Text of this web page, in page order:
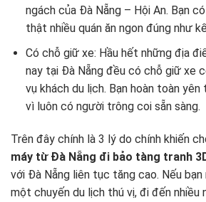
ngách của Đà Nẵng – Hội An. Bạn
thật nhiều quán ăn ngon đúng như
Có chỗ giữ xe: Hầu hết những địa
nay tại Đà Nẵng đều có chỗ giữ xe
vụ khách du lịch. Bạn hoàn toàn
vì luôn có người trông coi sẵn sàng.
Trên đây chính là 3 lý do chính khiến
máy từ Đà Nẵng đi bảo tàng tranh
với Đà Nẵng liên tục tăng cao. Nếu bạn
một chuyến du lịch thú vị, đi đến nhiều